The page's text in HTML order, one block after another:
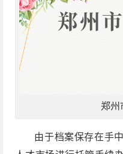
郑州
由于档案保存在手